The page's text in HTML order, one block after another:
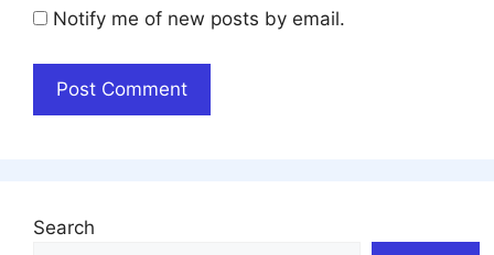
Notify me of new posts by email.
Search